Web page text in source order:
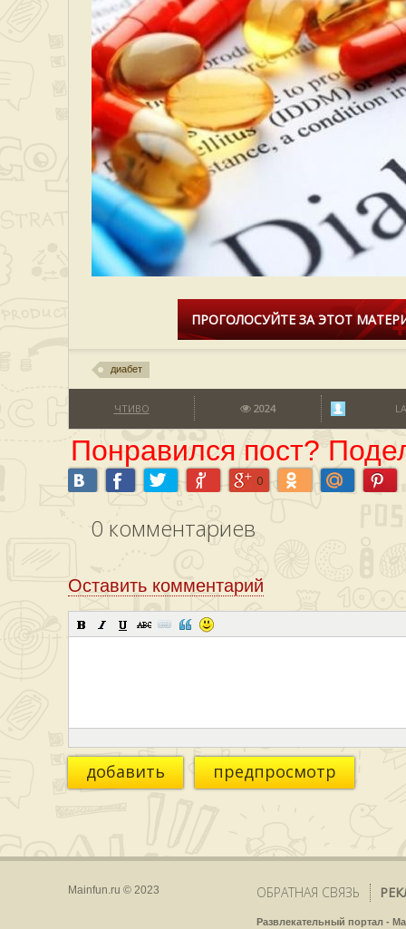
ПРОГОЛОСУЙТЕ ЗА ЭТОТ
диабет
ЧТИВО 2024
Понравился пост?
0
0 комментариев
Оставить комментарий
добавить предпросмотр
Mainfun.ru © 2023 ОБРАТНАЯ СВЯЗЬ
Развлекательный портал -